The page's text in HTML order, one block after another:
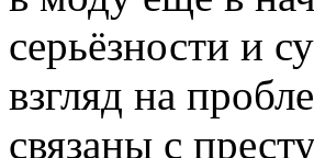
серьёзности и
взгляд на
связаны с